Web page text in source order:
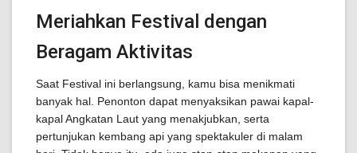
Meriahkan Festival dengan
Beragam Aktivitas
Saat Festival ini berlangsung, kamu bisa menikmati
banyak hal. Penonton dapat menyaksikan pawai kapal-
kapal Angkatan Laut yang menakjubkan, serta
pertunjukan kembang api yang spektakuler di malam